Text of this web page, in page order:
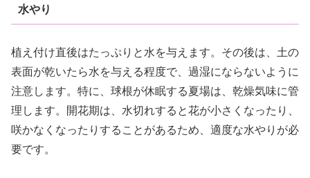
水やり
植え付け直後はたっぷりと水を与えます。その後は、土の
表面が乾いたら水を与える程度で、過湿にならないように
注意します。特に、球根が休眠する夏場は、乾燥気味に管
理します。開花期は、水切れすると花が小さくなったり、
咲かなくなったりすることがあるため、適度な水やりが必
要です。